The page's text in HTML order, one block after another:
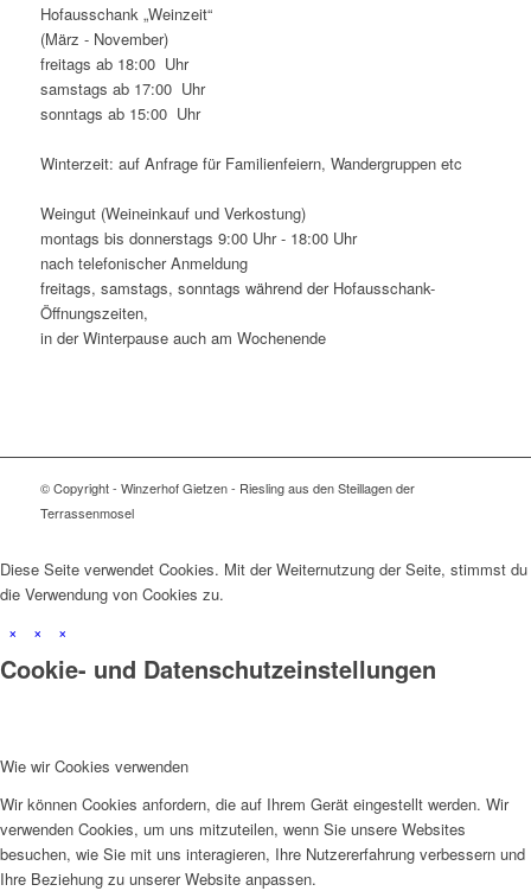
Hofausschank „Weinzeit“
(März - November)
freitags ab 18:00 Uhr
samstags ab 17:00 Uhr
sonntags ab 15:00 Uhr
Winterzeit: auf Anfrage für Familienfeiern, Wandergruppen etc
Weingut (Weineinkauf und Verkostung)
montags bis donnerstags 9:00 Uhr - 18:00 Uhr
nach telefonischer Anmeldung
freitags, samstags, sonntags während der Hofausschank-
Öffnungszeiten,
in der Winterpause auch am Wochenende
© Copyright - Winzerhof Gietzen - Riesling aus den Steillagen der
Terrassenmosel
Diese Seite verwendet Cookies. Mit der Weiternutzung der Seite, stimmst du
die Verwendung von Cookies zu.
×
× ×
Cookie- und Datenschutzeinstellungen
Wie wir Cookies verwenden
Wir können Cookies anfordern, die auf Ihrem Gerät eingestellt werden. Wir
verwenden Cookies, um uns mitzuteilen, wenn Sie unsere Websites
besuchen, wie Sie mit uns interagieren, Ihre Nutzererfahrung verbessern und
Ihre Beziehung zu unserer Website anpassen.